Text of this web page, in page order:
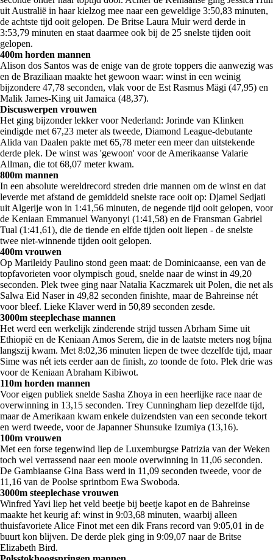
uit Australië in haar kielzog mee naar een geweldige 3:50,83 minuten,
de achtste tijd ooit gelopen. De Britse Laura Muir werd derde in
3:53,79 minuten en staat daarmee ook bij de 25 snelste tijden ooit
gelopen.
400m horden mannen
Alison dos Santos was de enige van de grote toppers die aanwezig was
en de Braziliaan maakte het gewoon waar: winst in een weinig
bijzondere 47,78 seconden, vlak voor de Est Rasmus Mägi (47,95) en
Malik James-King uit Jamaica (48,37).
Discuswerpen vrouwen
Het ging bijzonder lekker voor Nederland: Jorinde van Klinken
eindigde met 67,23 meter als tweede, Diamond League-debutante
Alida van Daalen pakte met 65,78 meter een meer dan uitstekende
derde plek. De winst was 'gewoon' voor de Amerikaanse Valarie
Allman, die tot 68,07 meter kwam.
800m mannen
In een absolute wereldrecord streden drie mannen om de winst en dat
leverde met afstand de gemiddeld snelste race ooit op: Djamel Sedjati
uit Algerije won in 1:41,56 minuten, de negende tijd ooit gelopen, voor
de Keniaan Emmanuel Wanyonyi (1:41,58) en de Fransman Gabriel
Tual (1:41,61), die de tiende en elfde tijden ooit liepen - de snelste
twee niet-winnende tijden ooit gelopen.
400m vrouwen
Op Marileidy Paulino stond geen maat: de Dominicaanse, een van de
topfavorieten voor olympisch goud, snelde naar de winst in 49,20
seconden. Plek twee ging naar Natalia Kaczmarek uit Polen, die net als
Salwa Eid Naser in 49,82 seconden finishte, maar de Bahreinse nét
voor bleef. Lieke Klaver werd in 50,89 seconden zesde.
3000m steeplechase mannen
Het werd een werkelijk zinderende strijd tussen Abrham Sime uit
Ethiopië en de Keniaan Amos Serem, die in de laatste meters nog bíjna
langszij kwam. Met 8:02,36 minuten liepen de twee dezelfde tijd, maar
Sime was nét iets eerder aan de finish, zo toonde de foto. Plek drie was
voor de Keniaan Abraham Kibiwot.
110m horden mannen
Voor eigen publiek snelde Sasha Zhoya in een heerlijke race naar de
overwinning in 13,15 seconden. Trey Cunningham liep dezelfde tijd,
maar de Amerikaan kwam enkele duizendsten van een seconde tekort
en werd tweede, voor de Japanner Shunsuke Izumiya (13,16).
100m vrouwen
Met een forse tegenwind liep de Luxemburgse Patrizia van der Weken
toch wel verrassend naar een mooie overwinning in 11,06 seconden.
De Gambiaanse Gina Bass werd in 11,09 seconden tweede, voor de
11,16 van de Poolse sprintbom Ewa Swoboda.
3000m steeplechase vrouwen
Winfred Yavi liep het veld beetje bij beetje kapot en de Bahreinse
maakte het keurig af: winst in 9:03,68 minuten, waarbij alleen
thuisfavoriete Alice Finot met een dik Frans record van 9:05,01 in de
buurt kon blijven. De derde plek ging in 9:09,07 naar de Britse
Elizabeth Bird.